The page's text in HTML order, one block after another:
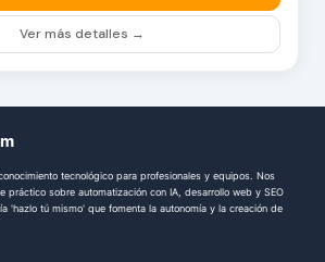
Ver más detalles →
tecnológico para profesionales y equipos. Nos
práctico sobre automatización con IA, desarrollo web y SEO
'hazlo tú mismo' que fomenta la autonomía y la creación de